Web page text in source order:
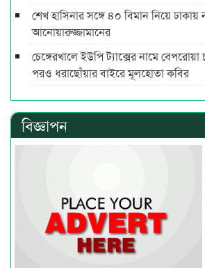
শেখ হাসিনার সঙ্গে ৪০ বিমান নিয়ে ঢাকায়
আনোয়ারুজ্জামানের
চেঙ্গেরখালে ইউপি ট্যাক্সের নামে বেপরোয়া
পরও ধরাছোঁয়ার বাইরে মূলহোতা কবির
বিজ্ঞাপন